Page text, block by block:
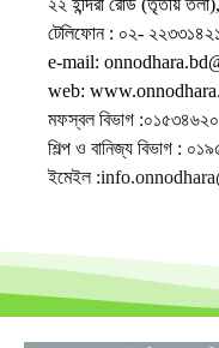
২২ ইন্দিরা রোড (তৃতীয়
টেলিফোন : ০২-
e-mail:
web:
মফস্বল বিভাগ
শিল্প ও বানিজ্য বিভাগ :
ইমেইল